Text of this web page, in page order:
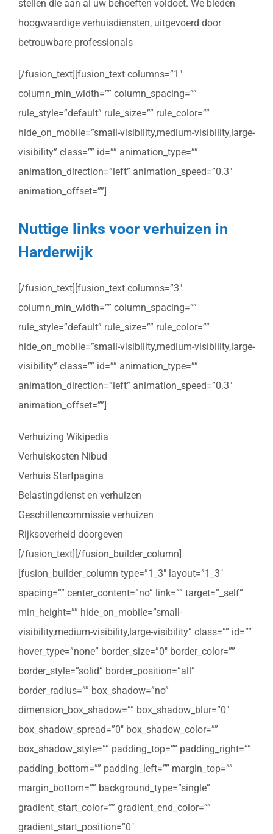
stellen die aan al uw behoeften voldoet. We bieden
hoogwaardige verhuisdiensten, uitgevoerd door
betrouwbare professionals
[/fusion_text][fusion_text columns=”1″
column_min_width=”” column_spacing=””
rule_style=”default” rule_size=”” rule_color=””
hide_on_mobile=”small-visibility,medium-visibility,large-
visibility” class=”” id=”” animation_type=””
animation_direction=”left” animation_speed=”0.3″
animation_offset=””]
Nuttige links voor verhuizen in
Harderwijk
[/fusion_text][fusion_text columns=”3″
column_min_width=”” column_spacing=””
rule_style=”default” rule_size=”” rule_color=””
hide_on_mobile=”small-visibility,medium-visibility,large-
visibility” class=”” id=”” animation_type=””
animation_direction=”left” animation_speed=”0.3″
animation_offset=””]
Verhuizing Wikipedia
Verhuiskosten Nibud
Verhuis Startpagina
Belastingdienst en verhuizen
Geschillencommissie verhuizen
Rijksoverheid doorgeven
[/fusion_text][/fusion_builder_column]
[fusion_builder_column type=”1_3″ layout=”1_3″
spacing=”” center_content=”no” link=”” target=”_self”
min_height=”” hide_on_mobile=”small-
visibility,medium-visibility,large-visibility” class=”” id=””
hover_type=”none” border_size=”0″ border_color=””
border_style=”solid” border_position=”all”
border_radius=”” box_shadow=”no”
dimension_box_shadow=”” box_shadow_blur=”0″
box_shadow_spread=”0″ box_shadow_color=””
box_shadow_style=”” padding_top=”” padding_right=””
padding_bottom=”” padding_left=”” margin_top=””
margin_bottom=”” background_type=”single”
gradient_start_color=”” gradient_end_color=””
gradient_start_position=”0″